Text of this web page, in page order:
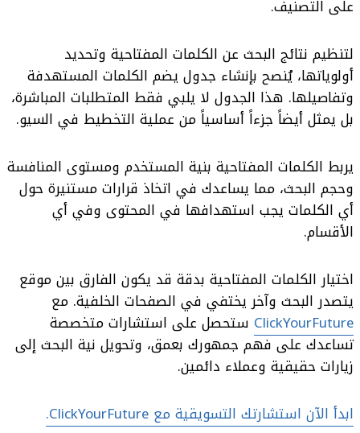
على التصنيف.
لتنظيم نتائج البحث عن الكلمات المفتاحية وتحديد
أولوياتها، يُنصح بإنشاء جدول يضم الكلمات المستهدفة
وتفاصيلها. هذا الجدول لا يلبي فقط المتطلبات المباشرة،
بل يمثل أيضاً جزءاً أساسياً من عملية التخطيط في السيو.
يربط الكلمات المفتاحية بنية المستخدم ومستوى المنافسة
وحجم البحث، مما يساعدك في اتخاذ قرارات مستنيرة حول
أي الكلمات يجب استهدافها في المحتوى وفي أي
الأقسام.
اختيار الكلمات المفتاحية بدقة قد يكون الفارق بين موقع
يتصدر البحث وآخر يختفي في الصفحات الخلفية. مع
ClickYourFuture ستحصل على استشارات متخصصة
تساعدك على فهم جمهورك بعمق، وتحويل نية البحث إلى
زيارات حقيقية وعملاء دائمين.
ابدأ الآن استشارتك التسويقية مع ClickYourFuture.